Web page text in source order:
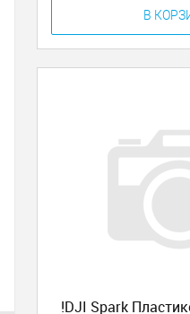
В
!DJI Spark